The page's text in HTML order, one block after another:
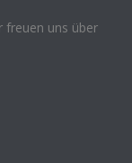
freuen uns über